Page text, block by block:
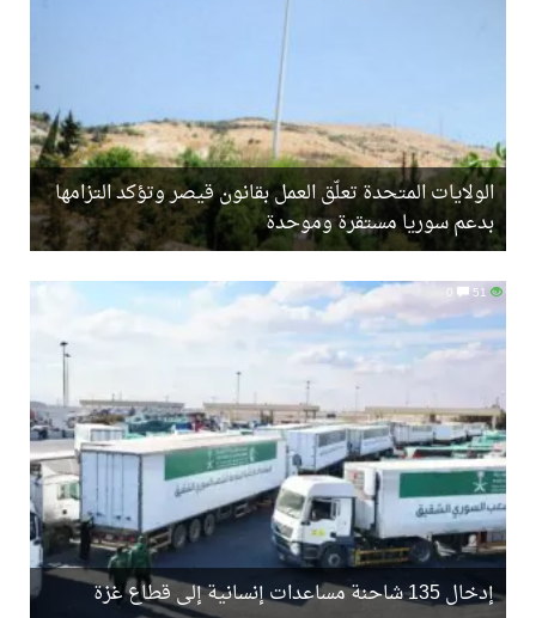
الولايات المتحدة تعلّق العمل بقانون قيصر وتؤكد التزامها
بدعم سوريا مستقرة وموحدة
51
إدخال 135 شاحنة مساعدات إنسانية إلى قطاع غزة